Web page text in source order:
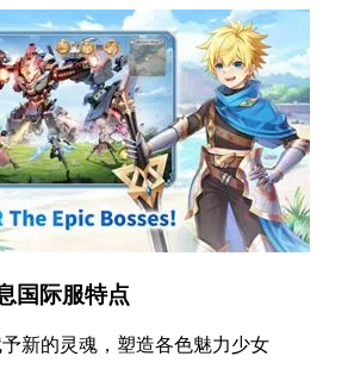
国际服特点
新的灵魂，塑造各色魅力少女